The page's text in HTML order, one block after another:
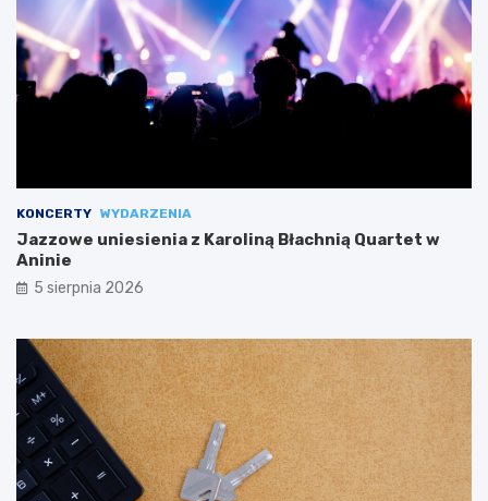
KONCERTY WYDARZENIA
Jazzowe uniesienia z Karoliną Błachnią Quartet w
Aninie
5 sierpnia 2026